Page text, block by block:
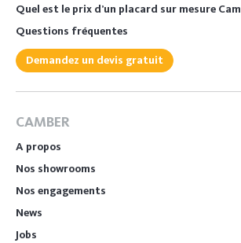
Quel est le prix d’un placard sur mesure
Questions fréquentes
Demandez un devis gratuit
CAMBER
A propos
Nos showrooms
Nos engagements
News
Jobs